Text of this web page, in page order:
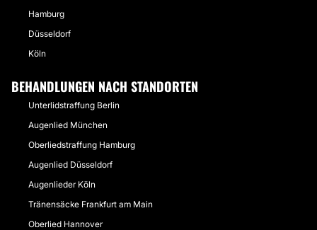
Hamburg
Düsseldorf
Köln
BEHANDLUNGEN NACH STANDORTEN
Unterlidstraffung Berlin
Augenlied München
Oberliedstraffung Hamburg
Augenlied Düsseldorf
Augenlieder Köln
Tränensäcke Frankfurt am Main
Oberlied Hannover